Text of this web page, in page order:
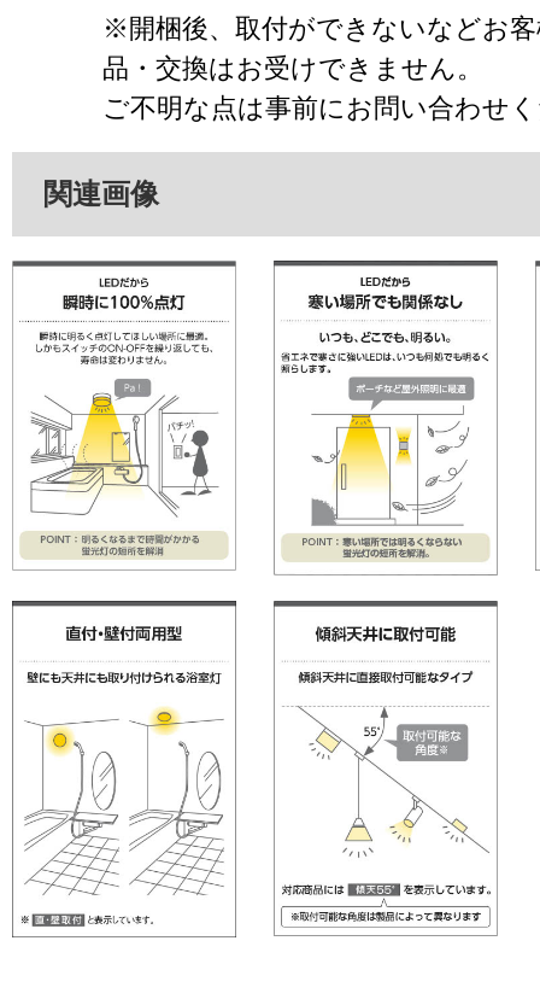
※開梱後、取付ができないなどお
品・交換はお受けできません。
ご不明な点は事前にお問い合わせ
関連画像